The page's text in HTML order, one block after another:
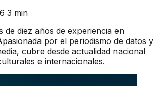
3 min
de diez años de experiencia en
por el periodismo de datos y
cubre desde actualidad nacional
e internacionales.